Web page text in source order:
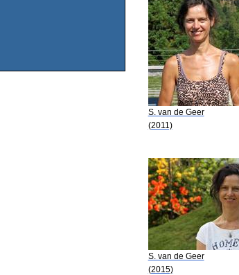
S. van de Geer
(2011)
S. van de Geer
(2015)